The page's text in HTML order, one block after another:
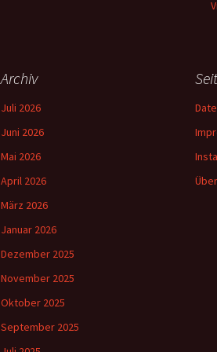
Archiv
Juli 2026
Juni 2026
Mai 2026
April 2026
März 2026
Januar 2026
Dezember 2025
November 2025
Oktober 2025
September 2025